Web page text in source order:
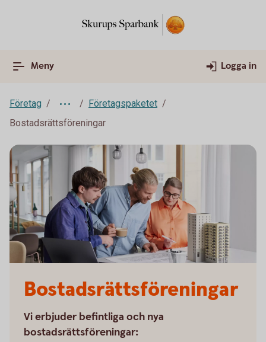
Meny Logga in
Företag
Företagspaketet
Bostadsrättsföreningar
Bostads­rättsföreningar
Vi erbjuder befintliga och nya
bostadsrättsföreningar: